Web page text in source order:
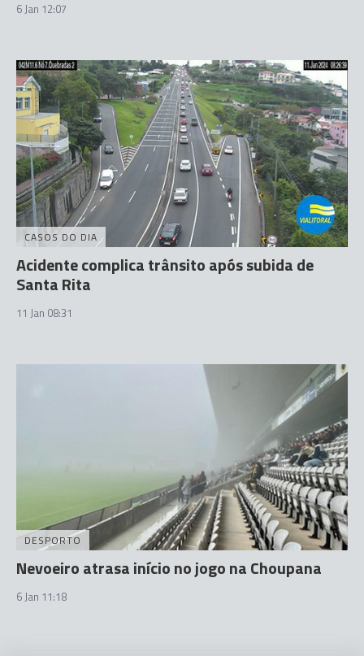
6 Jan 12:07
CASOS DO DIA
Acidente complica trânsito após subida de
Santa Rita
11 Jan 08:31
DESPORTO
Nevoeiro atrasa início no jogo na Choupana
6 Jan 11:18